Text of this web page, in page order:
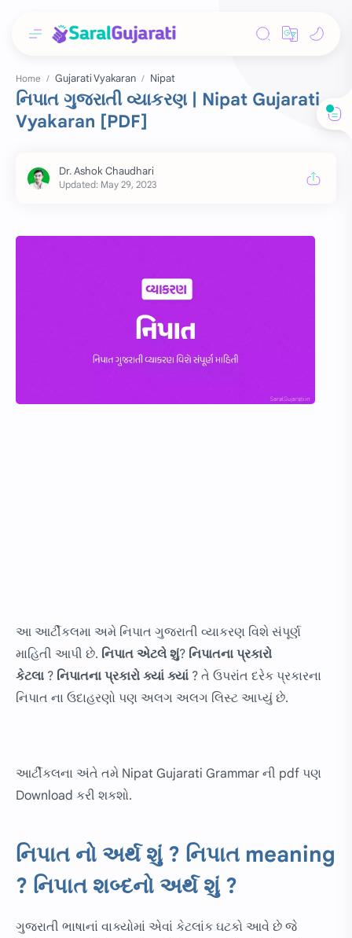
Home Gujarati Vyakaran Nipat
નિપાત ગુજરાતી વ્યાકરણ | Nipat Gujarati
Vyakaran [PDF]
આ આર્ટીકલમા અમે નિપાત ગુજરાતી વ્યાકરણ વિશે સંપૂર્ણ
માહિતી આપી છે. નિપાત એટલે શું? નિપાતના પ્રકારો
કેટલા ? નિપાતના પ્રકારો ક્યાં ક્યાં ? તે ઉપરાંત દરેક પ્રકારના
નિપાત ના ઉદાહરણો પણ અલગ અલગ લિસ્ટ આપ્યું છે.
આર્ટીકલના અંતે તમે Nipat Gujarati Grammar ની pdf પણ
Download કરી શકશો.
નિપાત નો અર્થ શું ? નિપાત meaning
? નિપાત શબ્દનો અર્થ શું ?
ગુજરાતી ભાષાનાં વાક્યોમાં એવાં કેટલાંક ઘટકો આવે છે જે